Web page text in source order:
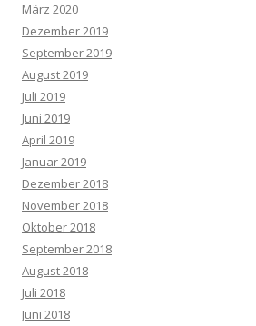
März 2020
Dezember 2019
September 2019
August 2019
Juli 2019
Juni 2019
April 2019
Januar 2019
Dezember 2018
November 2018
Oktober 2018
September 2018
August 2018
Juli 2018
Juni 2018